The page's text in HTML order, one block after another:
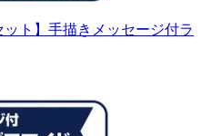
ット】手描きメッセージ付ラ